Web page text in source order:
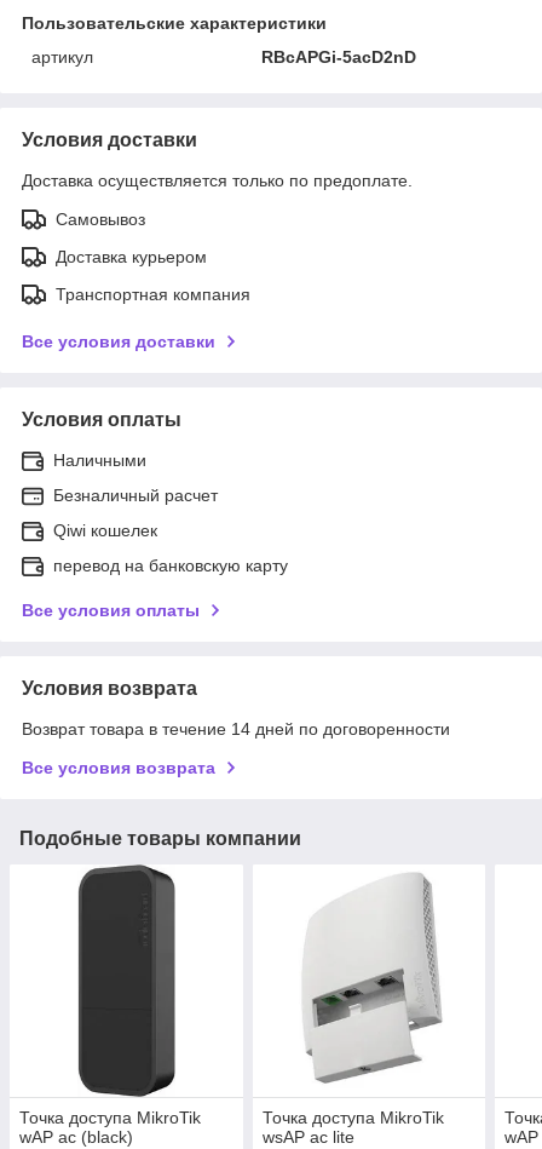
Пользовательские характеристики
артикул
RBcAPGi-5acD2nD
Условия доставки
Доставка осуществляется только по предоплате.
Самовывоз
Доставка курьером
Транспортная компания
Все условия доставки
Условия оплаты
Наличными
Безналичный расчет
Qiwi кошелек
перевод на банковскую карту
Все условия оплаты
Условия возврата
Возврат товара в течение 14 дней по договоренности
Все условия возврата
Подобные товары компании
Точка доступа MikroTik
wAP ac (black)
Точка доступа MikroTik
wsAP ac lite